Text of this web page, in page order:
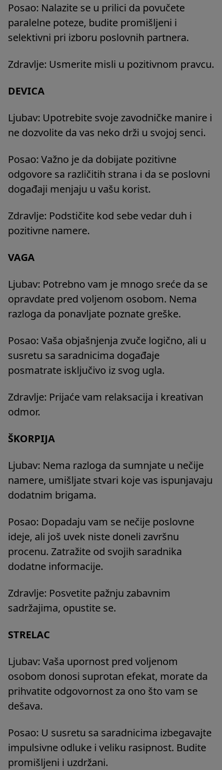
Posao: Nalazite se u prilici da povučete
paralelne poteze, budite promišljeni i
selektivni pri izboru poslovnih partnera.
Zdravlje: Usmerite misli u pozitivnom pravcu.
DEVICA
Ljubav: Upotrebite svoje zavodničke manire i
ne dozvolite da vas neko drži u svojoj senci.
Posao: Važno je da dobijate pozitivne
odgovore sa različitih strana i da se poslovni
događaji menjaju u vašu korist.
Zdravlje: Podstičite kod sebe vedar duh i
pozitivne namere.
VAGA
Ljubav: Potrebno vam je mnogo sreće da se
opravdate pred voljenom osobom. Nema
razloga da ponavljate poznate greške.
Posao: Vaša objašnjenja zvuče logično, ali u
susretu sa saradnicima događaje
posmatrate isključivo iz svog ugla.
Zdravlje: Prijaće vam relaksacija i kreativan
odmor.
ŠKORPIJA
Ljubav: Nema razloga da sumnjate u nečije
namere, umišljate stvari koje vas ispunjavaju
dodatnim brigama.
Posao: Dopadaju vam se nečije poslovne
ideje, ali još uvek niste doneli završnu
procenu. Zatražite od svojih saradnika
dodatne informacije.
Zdravlje: Posvetite pažnju zabavnim
sadržajima, opustite se.
STRELAC
Ljubav: Vaša upornost pred voljenom
osobom donosi suprotan efekat, morate da
prihvatite odgovornost za ono što vam se
dešava.
Posao: U susretu sa saradnicima izbegavajte
impulsivne odluke i veliku rasipnost. Budite
promišljeni i uzdržani.